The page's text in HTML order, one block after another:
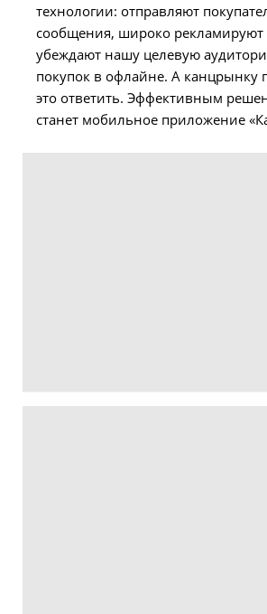
технологии: отправляют
сообщения, широко рекламируют
убеждают нашу целевую
покупок в офлайне. А канцрынку
это ответить. Эффективным
станет мобильное приложение